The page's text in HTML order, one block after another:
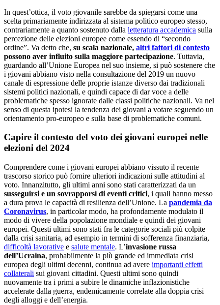
In quest’ottica, il voto giovanile sarebbe da spiegarsi come una
scelta primariamente indirizzata al sistema politico europeo stesso,
contrariamente a quanto sostenuto dalla letteratura accademica sulla
percezione delle elezioni europee come essendo di “secondo
ordine”. Va detto che, su scala nazionale, altri fattori di contesto
possono aver influito sulla maggiore partecipazione. Tuttavia,
guardando all’Unione Europea nel suo insieme, si può sostenere che
i giovani abbiano visto nella consultazione del 2019 un nuovo
canale di espressione delle proprie istanze diverso dai tradizionali
sistemi politici nazionali, e quindi capace di dar voce a delle
problematiche spesso ignorate dalle classi politiche nazionali. Va nel
senso di questa ipotesi la tendenza dei giovani a votare seguendo un
orientamento pro-europeo e sulla base di problematiche comuni.
Capire il contesto del voto dei giovani europei nelle
elezioni del 2024
Comprendere come i giovani europei abbiano vissuto il recente
trascorso storico può fornire ulteriori indicazioni sulle attitudini al
voto. Innanzitutto, gli ultimi anni sono stati caratterizzati da un
susseguirsi e un sovrapporsi di eventi critici, i quali hanno messo
a dura prova le capacità di resilienza dell’Unione. La pandemia da
Coronavirus, in particolar modo, ha profondamente modulato il
modo di vivere della popolazione mondiale e quindi dei giovani
europei. Questi ultimi sono stati fra le categorie sociali più colpite
dalla crisi sanitaria, ad esempio in termini di sofferenza finanziaria,
difficoltà lavorative e salute mentale. L’invasione russa
dell’Ucraina, probabilmente la più grande ed immediata crisi
europea degli ultimi decenni, continua ad avere importanti effetti
collaterali sui giovani cittadini. Questi ultimi sono quindi
nuovamente tra i primi a subire le dinamiche inflazionistiche
accelerate dalla guerra, endemicamente correlate alla doppia crisi
degli alloggi e dell’energia.